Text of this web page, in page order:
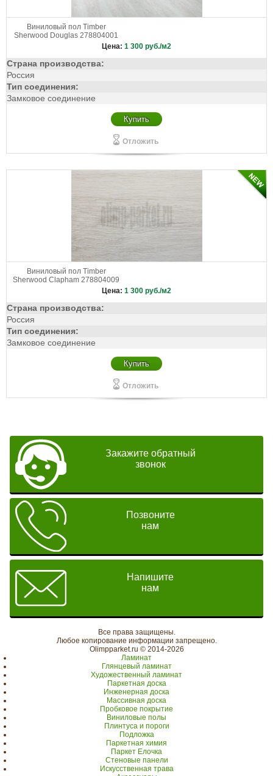
Виниловый пол Timber
Sherwood Douglas 278804001
Цена: 1 300 руб./м2
Страна производства:
Россия
Тип соединения:
Замковое соединение
Купить
Отложить
Виниловый пол Timber
Sherwood Clapham 278804009
Цена: 1 300 руб./м2
Страна производства:
Россия
Тип соединения:
Замковое соединение
Купить
Отложить
Закажите обратный
звонок
Позвоните
нам
Напишите
нам
Все права защищены.
Любое копирование информации запрещено.
Olimpparket.ru © 2014-2026
Ламинат
Глянцевый ламинат
Художественный ламинат
Паркетная доска
Инженерная доска
Массивная доска
Пробковое покрытие
Виниловые полы
Плинтуса и пороги
Подложка
Паркетная химия
Паркет Елочка
Стеновые панели
Искусственная трава